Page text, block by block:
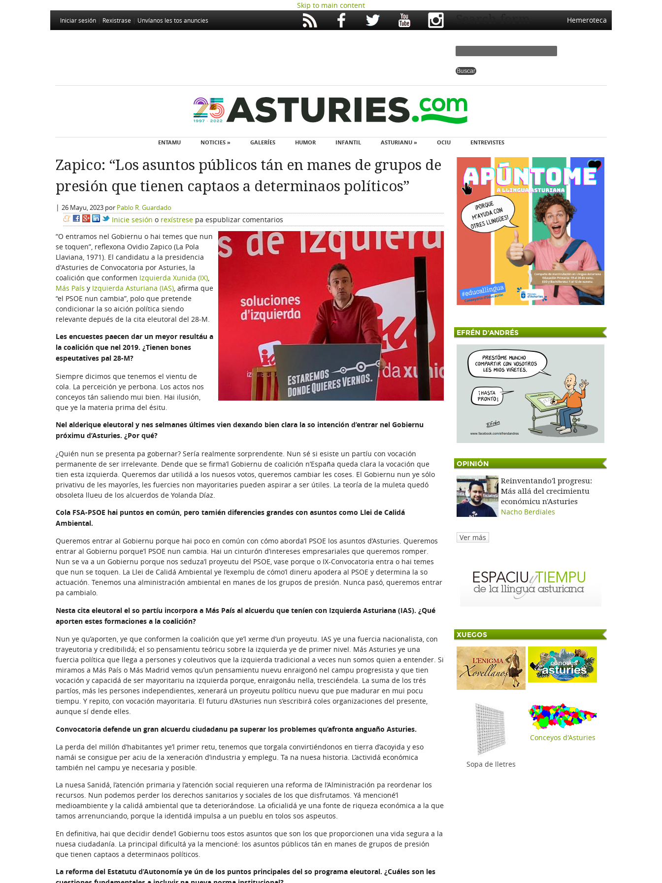
Skip to main content
Iniciar sesión Rexistrase Unvíanos les tos anuncies Hemeroteca
Search form
ENTAMU NOTICIES » GALERÍES HUMOR INFANTIL ASTURIANU » OCIU ENTREVISTES
Zapico: “Los asuntos públicos tán en manes de grupos de
presión que tienen captaos a determinaos políticos”
| 26 Mayu, 2023 por Pablo R. Guardado
Inicie sesión o rexístrese pa espublizar comentarios
“O entramos nel Gobiernu o hai temes que nun
se toquen”, reflexona Ovidio Zapico (La Pola
Llaviana, 1971). El candidatu a la presidencia
d'Asturies de Convocatoria por Asturies, la
coalición que conformen Izquierda Xunida (IX),
Más País y Izquierda Asturiana (IAS), afirma que
“el PSOE nun cambia”, polo que pretende
condicionar la so aición política siendo
relevante depués de la cita eleutoral del 28-M.
Les encuestes paecen dar un meyor resultáu a
la coalición que nel 2019. ¿Tienen bones
espeutatives pal 28-M?
Siempre dicimos que tenemos el vientu de
cola. La perceición ye perbona. Los actos nos
conceyos tán saliendo mui bien. Hai ilusión,
que ye la materia prima del ésitu.
Nel alderique eleutoral y nes selmanes últimes vien dexando bien clara la so intención d’entrar nel Gobiernu
próximu d’Asturies. ¿Por qué?
¿Quién nun se presenta pa gobernar? Sería realmente sorprendente. Nun sé si esiste un partíu con vocación
permanente de ser irrelevante. Dende que se firma’l Gobiernu de coalición n’España queda clara la vocación que
tien esta izquierda. Queremos dar utilidá a los nuesos votos, queremos cambiar les coses. El Gobiernu nun ye sólo
privativu de les mayoríes, les fuercies non mayoritaries pueden aspirar a ser útiles. La teoría de la muleta quedó
obsoleta llueu de los alcuerdos de Yolanda Díaz.
Cola FSA-PSOE hai puntos en común, pero tamién diferencies grandes con asuntos como Llei de Calidá
Ambiental.
Queremos entrar al Gobiernu porque hai poco en común con cómo aborda’l PSOE los asuntos d’Asturies. Queremos
entrar al Gobiernu porque’l PSOE nun cambia. Hai un cinturón d’intereses empresariales que queremos romper.
Nun se va a un Gobiernu porque nos seduza’l proyeutu del PSOE, vase porque o IX-Convocatoria entra o hai temes
que nun se toquen. La Llei de Calidá Ambiental ye l’exemplu de cómo’l dineru apodera al PSOE y determina la so
actuación. Tenemos una alministración ambiental en manes de los grupos de presión. Nunca pasó, queremos entrar
pa cambialo.
Nesta cita eleutoral el so partíu incorpora a Más País al alcuerdu que teníen con Izquierda Asturiana (IAS). ¿Qué
aporten estes formaciones a la coalición?
Nun ye qu’aporten, ye que conformen la coalición que ye’l xerme d’un proyeutu. IAS ye una fuercia nacionalista, con
trayeutoria y credibilidá; el so pensamientu teóricu sobre la izquierda ye de primer nivel. Más Asturies ye una
fuercia política que llega a persones y coleutivos que la izquierda tradicional a veces nun somos quien a entender. Si
miramos a Más País o Más Madrid vemos qu’un pensamientu nuevu enraigonó nel campu progresista y que tien
vocación y capacidá de ser mayoritariu na izquierda porque, enraigonáu nella, tresciéndela. La suma de los trés
partíos, más les persones independientes, xenerará un proyeutu políticu nuevu que pue madurar en mui pocu
tiempu. Y repito, con vocación mayoritaria. El futuru d’Asturies nun s’escribirá coles organizaciones del presente,
aunque sí dende elles.
Convocatoria defende un gran alcuerdu ciudadanu pa superar los problemes qu’afronta anguaño Asturies.
La perda del millón d’habitantes ye’l primer retu, tenemos que torgala convirtiéndonos en tierra d’acoyida y eso
namái se consigue per aciu de la xeneración d’industria y emplegu. Ta na nuesa historia. L’actividá económica
también nel campu ye necesaria y posible.
La nuesa Sanidá, l’atención primaria y l’atención social requieren una reforma de l’Alministración pa reordenar los
recursos. Nun podemos perder los derechos sanitarios y sociales de los que disfrutamos. Yá mencioné’l
medioambiente y la calidá ambiental que ta deteriorándose. La oficialidá ye una fonte de riqueza económica a la que
tamos arrenunciando, porque la identidá impulsa a un pueblu en tolos sos aspeutos.
En definitiva, hai que decidir dende’l Gobiernu toos estos asuntos que son los que proporcionen una vida segura a la
nuesa ciudadanía. La principal dificultá ya la mencioné: los asuntos públicos tán en manes de grupos de presión
que tienen captaos a determinaos políticos.
La reforma del Estatutu d’Autonomía ye ún de los puntos principales del so programa eleutoral. ¿Cuáles son les
EFRÉN D'ANDRÉS
OPINIÓN
Reinventando'l progresu:
Más allá del crecimientu
económicu n'Asturies
Nacho Berdiales
Ver más
XUEGOS
Sopa de lletres
Conceyos d'Asturies